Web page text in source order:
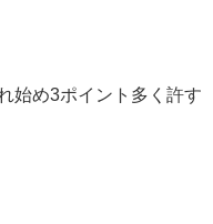
始め3ポイント多く許す